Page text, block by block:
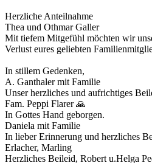
Herzliche Anteilnahme
Thea und Othmar Galler
Mit tiefem Mitgefühl möchten wir
Verlust eures geliebten
In stillem Gedenken,
A. Ganthaler mit Familie
Unser herzliches und aufrichtiges
Fam. Peppi Flarer 🙏
In Gottes Hand geborgen.
Daniela mit Familie
In lieber Erinnerung und herzliches
Erlacher, Marling
Herzliches Beileid, Robert u.Helga